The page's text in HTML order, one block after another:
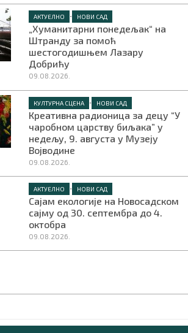
АКТУЕЛНО • НОВИ САД
„Хуманитарни понедељак“ на
Штранду за помоћ
шестогодишњем Лазару
Добрићу
09.08.2026.
КУЛТУРНА СЦЕНА • НОВИ САД
Креативна радионица за децу “У
чаробном царству биљака” у
недељу, 9. августа у Музеју
Војводине
09.08.2026.
АКТУЕЛНО • НОВИ САД
Сајам екологије на Новосадском
сајму од 30. септембра до 4.
октобра
09.08.2026.